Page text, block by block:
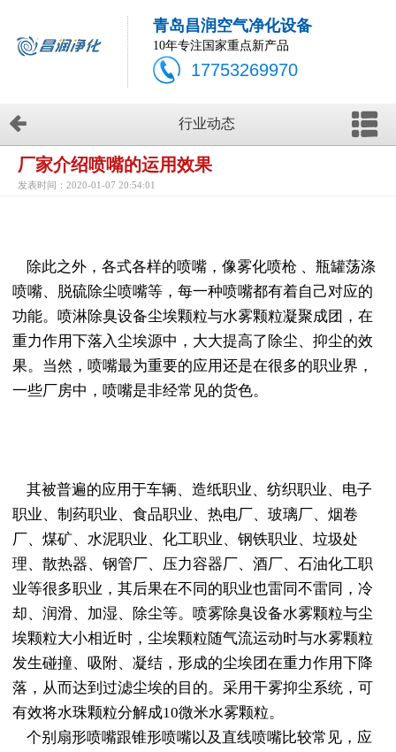
青岛昌润空气净化设备
10年专注国家重点新产品
17753269970
行业动态
厂家介绍喷嘴的运用效果
发表时间：2020-01-07 20:54:01
除此之外，各式各样的喷嘴，像雾化喷枪 、瓶罐荡涤
喷嘴、脱硫除尘喷嘴等，每一种喷嘴都有着自己对应的
功能。喷淋除臭设备尘埃颗粒与水雾颗粒凝聚成团，在
重力作用下落入尘埃源中，大大提高了除尘、抑尘的效
果。当然，喷嘴最为重要的应用还是在很多的职业界，
一些厂房中，喷嘴是非经常见的货色。
其被普遍的应用于车辆、造纸职业、纺织职业、电子
职业、制药职业、食品职业、热电厂、玻璃厂、烟卷
厂、煤矿、水泥职业、化工职业、钢铁职业、垃圾处
理、散热器、钢管厂、压力容器厂、酒厂、石油化工职
业等很多职业，其后果在不同的职业也雷同不雷同，冷
却、润滑、加湿、除尘等。喷雾除臭设备水雾颗粒与尘
埃颗粒大小相近时，尘埃颗粒随气流运动时与水雾颗粒
发生碰撞、吸附、凝结，形成的尘埃团在重力作用下降
落，从而达到过滤尘埃的目的。采用干雾抑尘系统，可
有效将水珠颗粒分解成10微米水雾颗粒。
个别扇形喷嘴跟锥形喷嘴以及直线喷嘴比较常见，应